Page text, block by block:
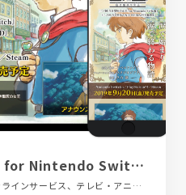
二ノ国 白き聖灰の女王 for Nintendo Switch／ 二ノ国 白き聖灰の女王 REMASTERED
LP・特集ページ、イラスト、オンラインサービス、テレビ・アニメ・映画・芸能、ナチュラル、ベージュ・ゴールド系、動画が流れる